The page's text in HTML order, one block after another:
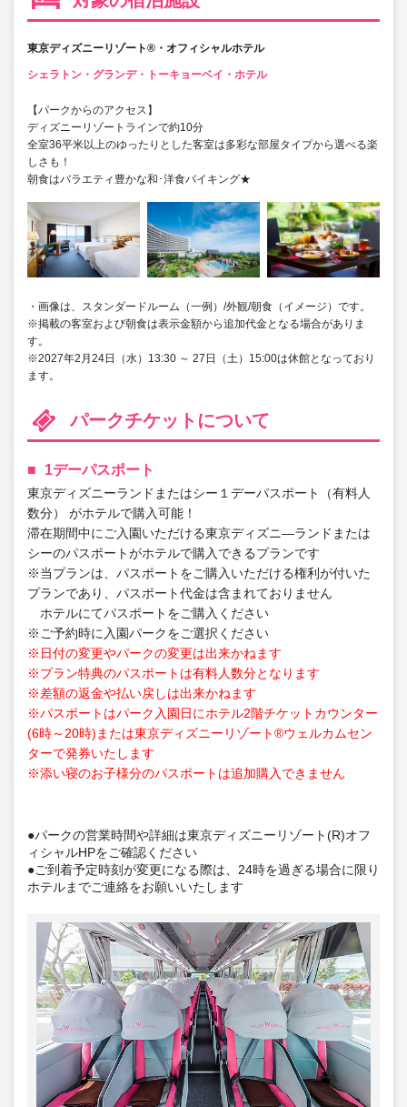
東京ディズニーリゾート®・オフィシャルホテル
シェラトン・グランデ・トーキョーベイ・ホテル
【パークからのアクセス】
ディズニーリゾートラインで約10分
全室36平米以上のゆったりとした客室は多彩な部屋タイプから選べる楽
しさも！
朝食はバラエティ豊かな和･洋食バイキング★
・画像は、スタンダードルーム（一例）/外観/朝食（イメージ）です。
※掲載の客室および朝食は表示金額から追加代金となる場合がありま
す。
※2027年2月24日（水）13:30 ～ 27日（土）15:00は休館となっており
ます。
パークチケットについて
1デーパスポート
東京ディズニーランドまたはシー１デーパスポート（有料人
数分） がホテルで購入可能！
滞在期間中にご入園いただける東京ディズニ―ランドまたは
シーのパスポートがホテルで購入できるプランです
※当プランは、パスポートをご購入いただける権利が付いた
プランであり、パスポート代金は含まれておりません
ホテルにてパスポートをご購入ください
※ご予約時に入園パークをご選択ください
※日付の変更やパークの変更は出来かねます
※プラン特典のパスポートは有料人数分となります
※差額の返金や払い戻しは出来かねます
※パスポートはパーク入園日にホテル2階チケットカウンター
(6時～20時)または東京ディズニーリゾート®ウェルカムセン
ターで発券いたします
※添い寝のお子様分のパスポートは追加購入できません
●パークの営業時間や詳細は東京ディズニーリゾート(R)オフ
ィシャルHPをご確認ください
●ご到着予定時刻が変更になる際は、24時を過ぎる場合に限り
ホテルまでご連絡をお願いいたします